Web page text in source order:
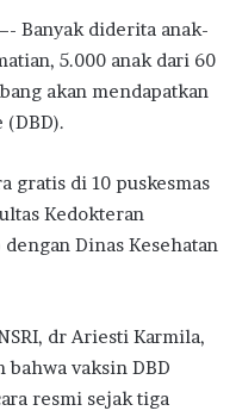
Banyak diderita anak-
5.000 anak dari 60
akan mendapatkan
(DBD).
gratis di 10 puskesmas
Kedokteran
Dinas Kesehatan
dr Ariesti Karmila,
bahwa vaksin DBD
resmi sejak tiga